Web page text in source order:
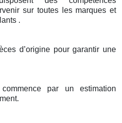
sur toutes les marques et
.
d’origine pour garantir une
par un estimation